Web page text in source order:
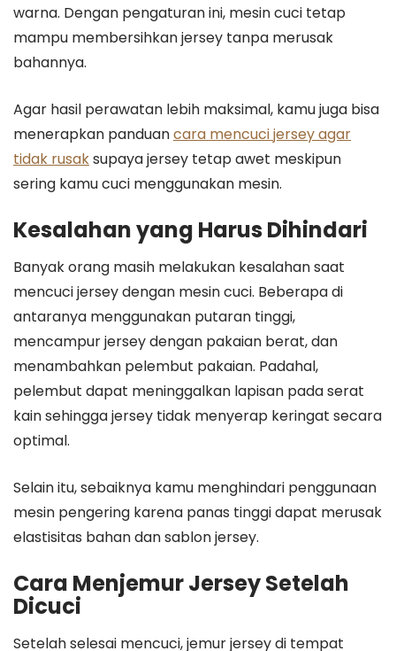
warna. Dengan pengaturan ini, mesin cuci tetap
mampu membersihkan jersey tanpa merusak
bahannya.
Agar hasil perawatan lebih maksimal, kamu juga bisa
menerapkan panduancara mencuci jersey agar
tidak rusaksupaya jersey tetap awet meskipun
sering kamu cuci menggunakan mesin.
Kesalahan yang Harus Dihindari
Banyak orang masih melakukan kesalahan saat
mencuci jersey dengan mesin cuci. Beberapa di
antaranya menggunakan putaran tinggi,
mencampur jersey dengan pakaian berat, dan
menambahkan pelembut pakaian. Padahal,
pelembut dapat meninggalkan lapisan pada serat
kain sehingga jersey tidak menyerap keringat secara
optimal.
Selain itu, sebaiknya kamu menghindari penggunaan
mesin pengering karena panas tinggi dapat merusak
elastisitas bahan dan sablon jersey.
Cara Menjemur Jersey Setelah
Dicuci
Setelah selesai mencuci, jemur jersey di tempat